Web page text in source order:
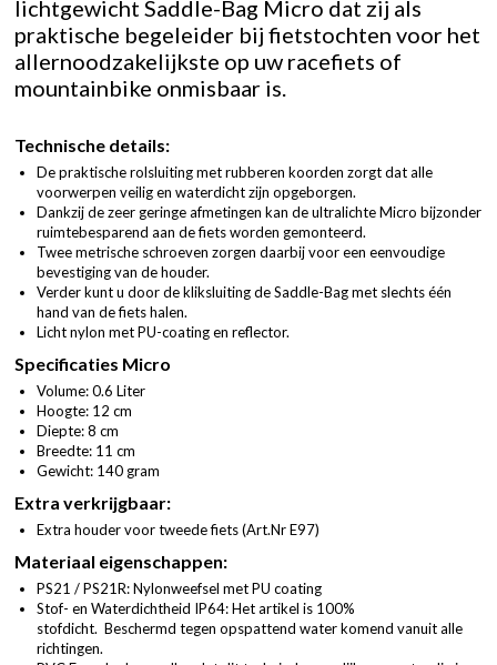
lichtgewicht Saddle-Bag Micro dat zij als
praktische begeleider bij fietstochten voor het
allernoodzakelijkste op uw racefiets of
mountainbike onmisbaar is.
Technische details:
De praktische rolsluiting met rubberen koorden zorgt dat alle
voorwerpen veilig en waterdicht zijn opgeborgen.
Dankzij de zeer geringe afmetingen kan de ultralichte Micro bijzonder
ruimtebesparend aan de fiets worden gemonteerd.
Twee metrische schroeven zorgen daarbij voor een eenvoudige
bevestiging van de houder.
Verder kunt u door de kliksluiting de Saddle-Bag met slechts één
hand van de fiets halen.
Licht nylon met PU-coating en reflector.
Specificaties Micro
Volume: 0.6 Liter
Hoogte: 12 cm
Diepte: 8 cm
Breedte: 11 cm
Gewicht: 140 gram
Extra verkrijgbaar:
Extra houder voor tweede fiets (Art.Nr E97)
Materiaal eigenschappen:
PS21 / PS21R: Nylonweefsel met PU coating
Stof- en Waterdichtheid IP64: Het artikel is 100%
stofdicht. Beschermd tegen opspattend water komend vanuit alle
richtingen.